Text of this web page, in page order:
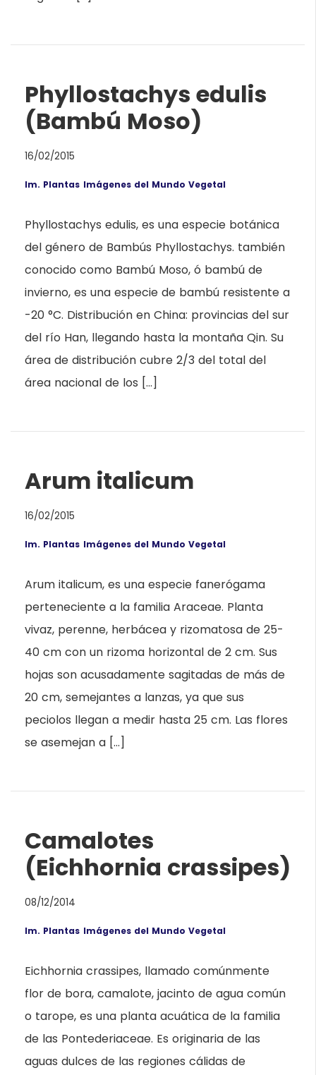
Phyllostachys edulis
(Bambú Moso)
16/02/2015
Im. Plantas Imágenes del Mundo Vegetal
Phyllostachys edulis, es una especie botánica
del género de Bambús Phyllostachys. también
conocido como Bambú Moso, ó bambú de
invierno, es una especie de bambú resistente a
-20 °C. Distribución en China: provincias del sur
del río Han, llegando hasta la montaña Qin. Su
área de distribución cubre 2/3 del total del
área nacional de los […]
Arum italicum
16/02/2015
Im. Plantas Imágenes del Mundo Vegetal
Arum italicum, es una especie fanerógama
perteneciente a la familia Araceae. Planta
vivaz, perenne, herbácea y rizomatosa de 25-
40 cm con un rizoma horizontal de 2 cm. Sus
hojas son acusadamente sagitadas de más de
20 cm, semejantes a lanzas, ya que sus
peciolos llegan a medir hasta 25 cm. Las flores
se asemejan a […]
Camalotes
(Eichhornia crassipes)
08/12/2014
Im. Plantas Imágenes del Mundo Vegetal
Eichhornia crassipes, llamado comúnmente
flor de bora, camalote, jacinto de agua común
o tarope, es una planta acuática de la familia
de las Pontederiaceae. Es originaria de las
aguas dulces de las regiones cálidas de